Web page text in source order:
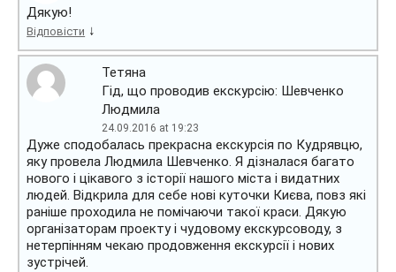
Дякую!
Відповісти ↓
Тетяна
Гід, що проводив екскурсію: Шевченко
Людмила
24.09.2016 at 19:23
Дуже сподобалась прекрасна екскурсія по Кудрявцю,
яку провела Людмила Шевченко. Я дізналася багато
нового і цікавого з історії нашого міста і видатних
людей. Відкрила для себе нові куточки Києва, повз які
раніше проходила не помічаючи такої краси. Дякую
організаторам проекту і чудовому екскурсоводу, з
нетерпінням чекаю продовження екскурсії і нових
зустрічей.